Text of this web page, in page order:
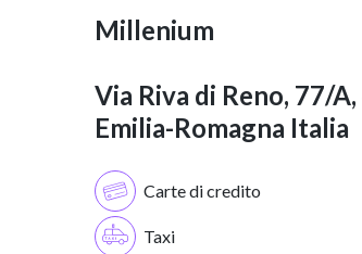
Millenium
Via Riva di Reno, 77/
Emilia-Romagna Italia
Carte di credito
Taxi